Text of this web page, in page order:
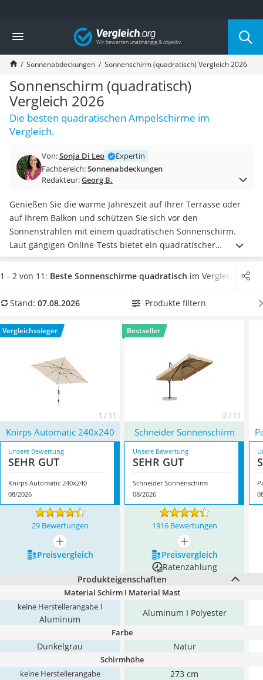
Die beliebtesten Vergleiche nach Kategorie
Baumarkt
Tresor feuerfest
Makita-Akku-Rasenmäher
Kappsäge
Smartes Türschloss
Akku-Rasentrimmer
Feuchtigkeitsmessgerät
Split-Klimaanlage 2 Innengeräte
Bohrmaschine
Tiefbrunnenpumpe
Hochdruckreiniger
Doppelschleifer
Überwachungskamera
Benzinrasenmäher mit Elektrostart
Akku-Laubsauger
Multimeter
Gasdurchlauferhitzer
Service
Vergleich
Sonnenabdeckungen Sonnenschirm (quadratisch) Vergleich 2026
Sonnenschirm (quadratisch)
Vergleich 2026
Die besten quadratischen Ampelschirme im
Vergleich.
Von:Sonja Di Leo
Expertin
Fachbereich:Sonnenabdeckungen
Redakteur:Georg B.
Genießen Sie die warme Jahreszeit auf Ihrer Terrasse oder
auf Ihrem Balkon und schützen Sie sich vor den
Sonnenstrahlen mit einem quadratischen Sonnenschirm.
Laut gängigen Online-Tests bietet ein quadratischer
Ampelschirmaufgrund seiner Größe einen besonderen
Schutz und sorgt füreine angenehme Beschattung.Wählen
quadratischen Sonnenschirm
, um eine möglichst große
können. Überzeugt hat uns hier im August 2026 besonders
das ModellKnirps Automatic 240x240*
1 - 2 von 11: Beste Sonnenschirme quadratisch im Vergleich
Stand: 07.08.2026 Produkte filtern
Vergleichssieger
1 / 11
Bestseller
2 / 11
Knirps Automatic 240x240 Schneider Sonnenschirm
Unsere Bewertung
SEHR GUT
Knirps Automatic 240x240
08/2026
Unsere Bewertung
SEHR GUT
Schneider Sonnenschirm
08/2026
29 Bewertungen 1916 Bewertungen
mehr anzeigen
mehr anzeigen
Preis­vergleich
Preis­vergleich
Ratenzahlung
Produkteigenschaften
Material Schirm I Material Mast
keine HerstellerangabeI
Aluminum
Aluminum I Polyester
Farbe
Dunkelgrau Natur
Schirmhöhe
keine Herstellerangabe 273 cm